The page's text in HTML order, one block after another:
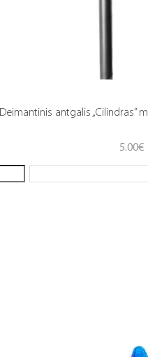
Deimantinis antgalis „Cilindras”
5.00€